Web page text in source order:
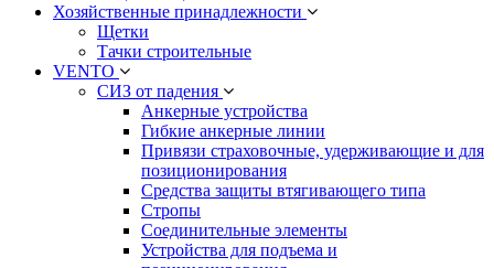
Хозяйственные принадлежности
Щетки
Тачки строительные
VENTO
СИЗ от падения
Анкерные устройства
Гибкие анкерные линии
Привязи страховочные, удерживающие и для
позиционирования
Средства защиты втягивающего типа
Стропы
Соединительные элементы
Устройства для подъема и